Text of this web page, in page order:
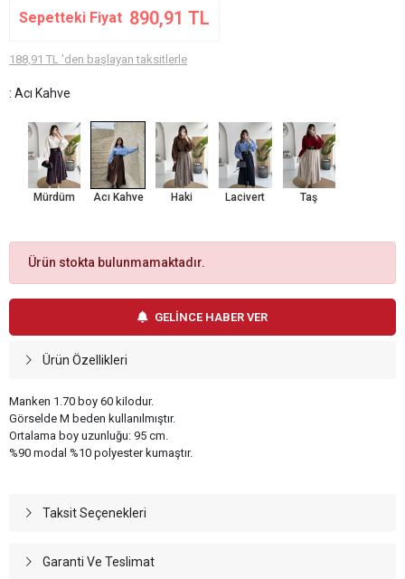
Sepetteki Fiyat 890,91 TL
188,91 TL 'den başlayan taksitlerle
: Acı Kahve
Mürdüm Acı Kahve Haki Lacivert Taş
Ürün stokta bulunmamaktadır.
GELİNCE HABER VER
Ürün Özellikleri
Manken 1.70 boy 60 kilodur.
Görselde M beden kullanılmıştır.
Ortalama boy uzunluğu: 95 cm.
%90 modal %10 polyester kumaştır.
Taksit Seçenekleri
Garanti Ve Teslimat